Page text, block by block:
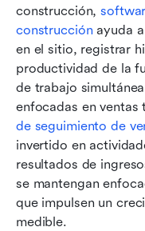
construcción,
construcción ayuda
en el sitio, registrar
productividad de la
de trabajo
enfocadas en ventas
de seguimiento de
invertido en
resultados de
se mantengan
que impulsen un
medible.